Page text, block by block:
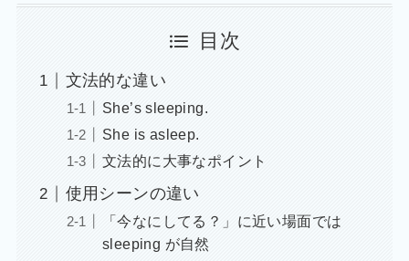
目次
文法的な違い
She’s sleeping.
She is asleep.
文法的に大事なポイント
使用シーンの違い
「今なにしてる？」に近い場面では
sleeping が自然